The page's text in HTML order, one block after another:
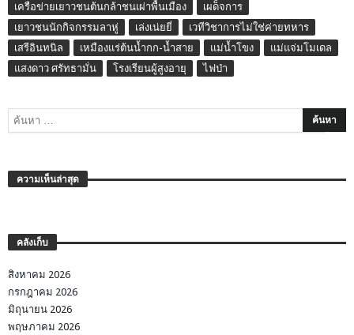
เครือข่ายเยาวชนต้นกล้าชนเผ่าพื้นเมือง
เผด็จการ
เยาวชนนักกิจกรรมลาหู่
เล่งเน่ยยี่
เวทีวิชาการไม่ใช่ค่ายทหาร
เสรีอินทนิล
เหมืองแร่ต้นน้ำกก-น้ำสาย แม่น้ำโขง
แม่แจ่มโมเดล
แสงดาว ศรัทธามั่น
โรงเรียนผู้สูงอายุ ไฟป่า
ความเห็นล่าสุด
คลังเก็บ
สิงหาคม 2026
กรกฎาคม 2026
มิถุนายน 2026
พฤษภาคม 2026